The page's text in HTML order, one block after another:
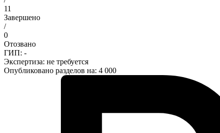
11
Завершено
/
0
Отозвано
ГИП: -
Экспертиза: не требуется
Опубликовано разделов на: 4 000